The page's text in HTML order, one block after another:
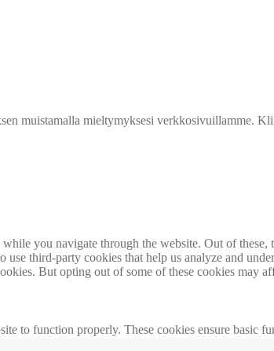
muistamalla mieltymyksesi verkkosivuillamme.
you navigate through the website. Out of
third-party cookies that help us analyze and
But opting out of some of these cookies may
to function properly. These cookies ensure basic